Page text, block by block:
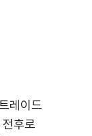
레이드
후로